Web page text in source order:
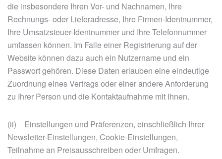
die insbesondere Ihren Vor- und Nachnamen, Ihre
Rechnungs- oder Lieferadresse, Ihre Firmen-Identnummer,
Ihre Umsatzsteuer-Identnummer und Ihre Telefonnummer
umfassen können. Im Falle einer Registrierung auf der
Website können dazu auch ein Nutzername und ein
Passwort gehören. Diese Daten erlauben eine eindeutige
Zuordnung eines Vertrags oder einer andere Anforderung
zu Ihrer Person und die Kontaktaufnahme mit Ihnen.
(ii) Einstellungen und Präferenzen, einschließlich Ihrer
Newsletter-Einstellungen, Cookie-Einstellungen,
Teilnahme an Preisausschreiben oder Umfragen.